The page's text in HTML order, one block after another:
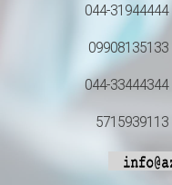
044-31944444
09908135133
044-33444344
5715939113